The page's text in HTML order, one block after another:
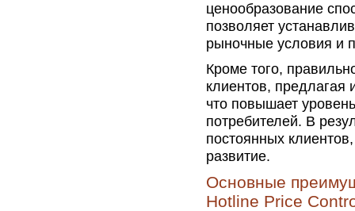
ценообразование
позволяет
рыночные условия и
Кроме того,
клиентов, предлагая
что повышает
потребителей. В
постоянных
развитие.
Основные
Hotline Price